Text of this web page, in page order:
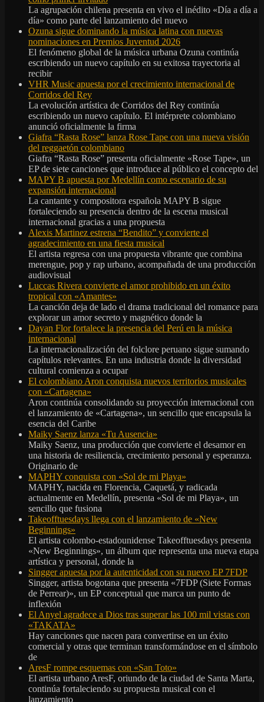
La agrupación chilena presenta en vivo el inédito «Día a día a
día» como parte del lanzamiento del nuevo
Ozuna sigue dominando la música latina con nuevas
nominaciones en Premios Juventud 2026
El fenómeno global de la música urbana Ozuna continúa
escribiendo un nuevo capítulo en su exitosa trayectoria al
recibir
VHR Music apuesta por el crecimiento internacional de
Corridos del Rey
La evolución artística de Corridos del Rey continúa
escribiendo un nuevo capítulo. El intérprete colombiano
anunció oficialmente la firma
Giafra “Rasta Rose” lanza Rose Tape con una nueva visión
del reggaetón colombiano
Giafra “Rasta Rose” presenta oficialmente «Rose Tape», un
EP de siete canciones que introduce al público el concepto del
MAPY B apuesta por Medellín como escenario de su
expansión internacional
La cantante y compositora española MAPY B sigue
fortaleciendo su presencia dentro de la escena musical
internacional gracias a una propuesta
Alexis Martinez estrena “Bendito” y convierte el
agradecimiento en una fiesta musical
El artista regresa con una propuesta vibrante que combina
merengue, pop y rap urbano, acompañada de una producción
audiovisual
Luccas Rivera convierte el amor prohibido en un éxito
tropical con «Amantes»
La canción deja de lado el drama tradicional del romance para
explorar un amor secreto y magnético donde la
Dayan Flor fortalece la presencia del Perú en la música
internacional
La internacionalización del folclore peruano sigue sumando
capítulos relevantes. En una industria donde la diversidad
cultural comienza a ocupar
El colombiano Aron conquista nuevos territorios musicales
con «Cartagena»
Aron continúa consolidando su proyección internacional con
el lanzamiento de «Cartagena», un sencillo que encapsula la
esencia del Caribe
Maiky Saenz lanza «Tu Ausencia»
Maiky Saenz, una producción que convierte el desamor en
una historia de resiliencia, crecimiento personal y esperanza.
Originario de
MAPHY conquista con «Sol de mi Playa»
MAPHY, nacida en Florencia, Caquetá, y radicada
actualmente en Medellín, presenta «Sol de mi Playa», un
sencillo que fusiona
Takeofftuesdays llega con el lanzamiento de «New
Beginnings»
El artista colombo-estadounidense Takeofftuesdays presenta
«New Beginnings», un álbum que representa una nueva etapa
artística y personal, donde la
Singger apuesta por la autenticidad con su nuevo EP 7FDP
Singger, artista bogotana que presenta «7FDP (Siete Formas
de Perrear)», un EP conceptual que marca un punto de
inflexión
El Anyel agradece a Dios tras superar las 100 mil vistas con
«TAKATA»
Hay canciones que nacen para convertirse en un éxito
comercial y otras que terminan transformándose en el símbolo
de
AresF rompe esquemas con «San Toto»
El artista urbano AresF, oriundo de la ciudad de Santa Marta,
continúa fortaleciendo su propuesta musical con el
lanzamiento